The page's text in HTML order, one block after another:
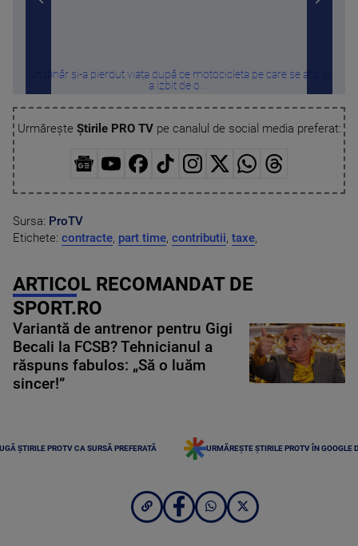
Un tânăr și-a pierdut viața după ce motocicleta pe care se afla s-
a izbit de o ...
Urmărește Știrile PRO TVpe canalul de social media preferat:
Sursa: ProTV
Etichete: contracte, part time, contributii, taxe,
ARTICOL RECOMANDAT DE
SPORT.RO
Variantă de antrenor pentru Gigi
Becali la FCSB? Tehnicianul a
răspuns fabulos: „Să o luăm
sincer!”
ȘTIRILE PROTV CA SURSĂ PREFERATĂ URMĂREȘTE ȘTIRILE PROTV ÎN GOOGLE